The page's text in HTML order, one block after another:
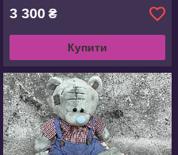
3 300 ₴
Купити